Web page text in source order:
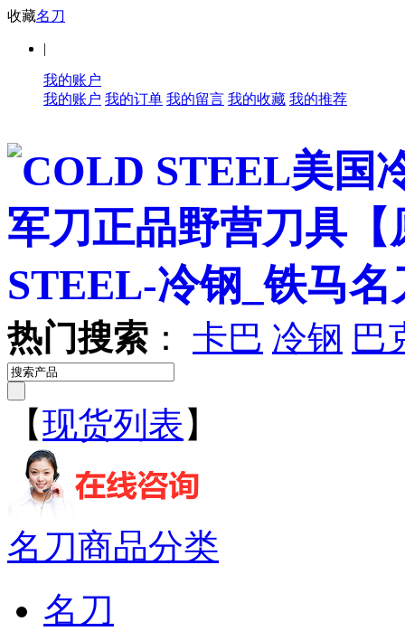
收藏名刀
|
我的账户
我的账户 我的订单 我的留言 我的收藏 我的推荐
热门搜索 ： 卡巴 冷钢 巴
【现货列表 】
名刀商品分类
名刀